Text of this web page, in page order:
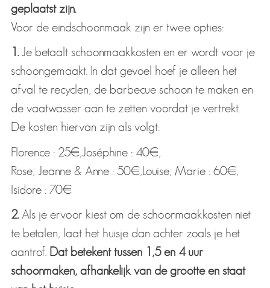
geplaatst zijn.
Voor de eindschoonmaak zijn er twee opties:
1.Je betaalt schoonmaakkosten en er wordt voor je
schoongemaakt. In dat gevoel hoef je alleen het
afval te recyclen, de barbecue schoon te maken en
de vaatwasser aan te zetten voordat je vertrekt.
De kosten hiervan zijn als volgt:
Florence : 25€,Joséphine : 40€,
Rose, Jeanne & Anne : 50€,Louise, Marie : 60€,
Isidore : 70€
2.Als je ervoor kiest om de schoonmaakkosten niet
te betalen, laat het huisje dan achter zoals je het
aantrof. Dat betekent tussen 1,5 en 4 uur
schoonmaken, afhankelijk van de grootte en staat